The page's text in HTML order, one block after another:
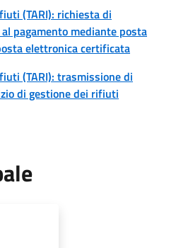
(TARI): richiesta di
pagamento mediante posta
elettronica certificata
(TARI): trasmissione di
di gestione dei rifiuti